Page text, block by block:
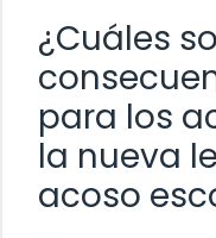
¿Cuáles
para los
la nueva
acoso